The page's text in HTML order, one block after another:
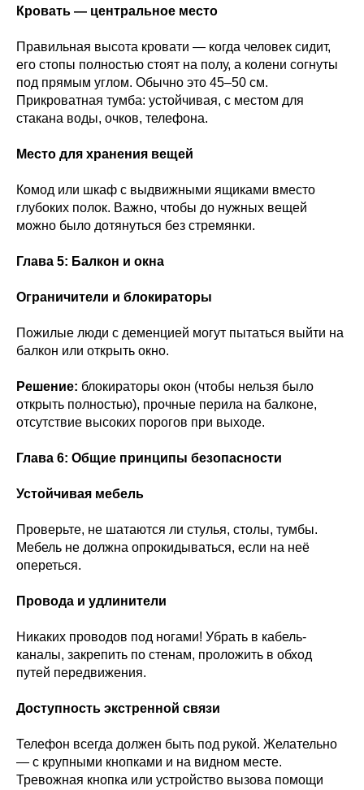
Кровать — центральное место
Правильная высота кровати — когда человек сидит,
его стопы полностью стоят на полу, а колени согнуты
под прямым углом. Обычно это 45–50 см.
Прикроватная тумба: устойчивая, с местом для
стакана воды, очков, телефона.
Место для хранения вещей
Комод или шкаф с выдвижными ящиками вместо
глубоких полок. Важно, чтобы до нужных вещей
можно было дотянуться без стремянки.
Глава 5: Балкон и окна
Ограничители и блокираторы
Пожилые люди с деменцией могут пытаться выйти на
балкон или открыть окно.
Решение: блокираторы окон (чтобы нельзя было
открыть полностью), прочные перила на балконе,
отсутствие высоких порогов при выходе.
Глава 6: Общие принципы безопасности
Устойчивая мебель
Проверьте, не шатаются ли стулья, столы, тумбы.
Мебель не должна опрокидываться, если на неё
опереться.
Провода и удлинители
Никаких проводов под ногами! Убрать в кабель-
каналы, закрепить по стенам, проложить в обход
путей передвижения.
Доступность экстренной связи
Телефон всегда должен быть под рукой. Желательно
— с крупными кнопками и на видном месте.
Тревожная кнопка или устройство вызова помощи